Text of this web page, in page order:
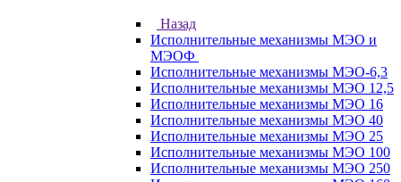
Назад
Исполнительные механизмы МЭО и
МЭОФ
Исполнительные механизмы МЭО-6,3
Исполнительные механизмы МЭО 12,5
Исполнительные механизмы МЭО 16
Исполнительные механизмы МЭО 40
Исполнительные механизмы МЭО 25
Исполнительные механизмы МЭО 100
Исполнительные механизмы МЭО 250